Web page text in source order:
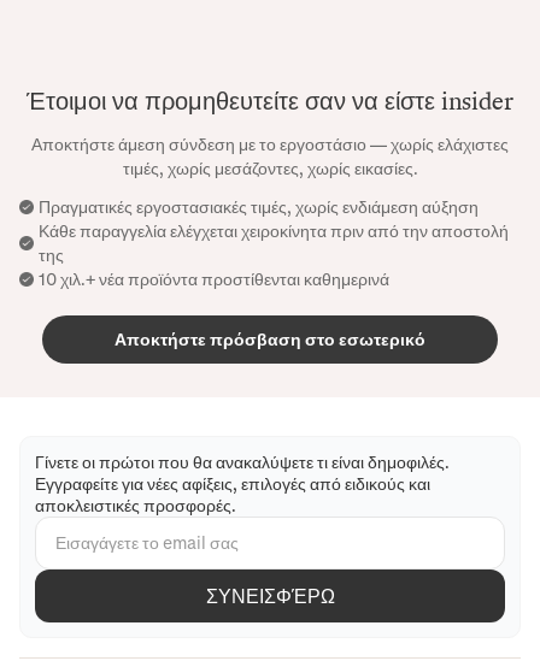
Έτοιμοι να προμηθευτείτε σαν να είστε insider
Αποκτήστε άμεση σύνδεση με το εργοστάσιο — χωρίς ελάχιστες
τιμές, χωρίς μεσάζοντες, χωρίς εικασίες.
Πραγματικές εργοστασιακές τιμές, χωρίς ενδιάμεση αύξηση
Κάθε παραγγελία ελέγχεται χειροκίνητα πριν από την αποστολή
της
10 χιλ.+ νέα προϊόντα προστίθενται καθημερινά
Αποκτήστε πρόσβαση στο εσωτερικό
Γίνετε οι πρώτοι που θα ανακαλύψετε τι είναι δημοφιλές.
Εγγραφείτε για νέες αφίξεις, επιλογές από ειδικούς και
αποκλειστικές προσφορές.
ΣΥΝΕΙΣΦΈΡΩ